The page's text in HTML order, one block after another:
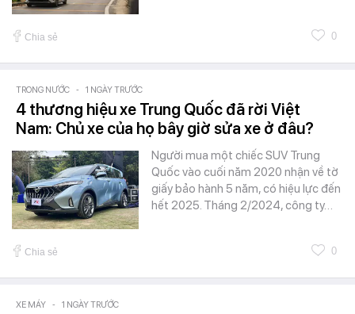
Chia sẻ 0
TRONG NƯỚC - 1 NGÀY TRƯỚC
4 thương hiệu xe Trung Quốc đã rời Việt
Nam: Chủ xe của họ bây giờ sửa xe ở đâu?
Người mua một chiếc SUV Trung
Quốc vào cuối năm 2020 nhận về tờ
giấy bảo hành 5 năm, có hiệu lực đến
hết 2025. Tháng 2/2024, công ty…
Chia sẻ 0
XE MÁY - 1 NGÀY TRƯỚC